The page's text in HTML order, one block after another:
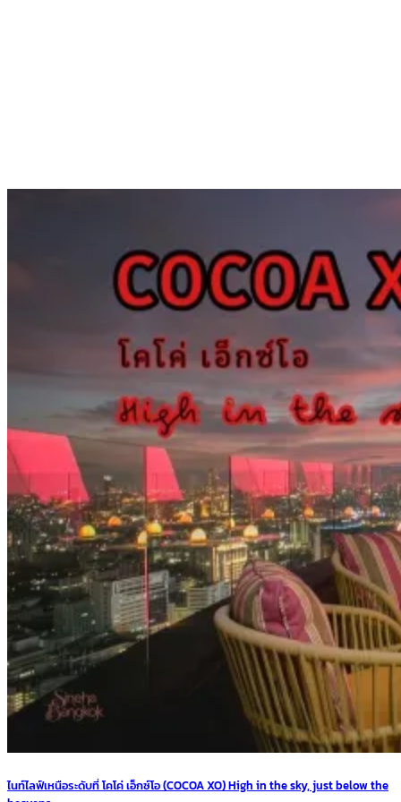
ไนท์ไลฟ์เหนือระดับที่ โคโค่ เอ็กซ์โอ (COCOA XO) High in the sky, just below the